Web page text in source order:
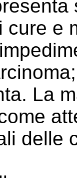
cure e
La
delle